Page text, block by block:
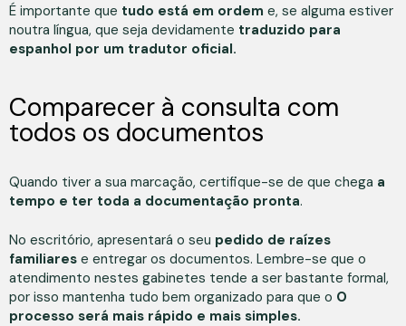
É importante que tudo está em ordem e, se alguma estiver
noutra língua, que seja devidamente traduzido para
espanhol por um tradutor oficial.
Comparecer à consulta com
todos os documentos
Quando tiver a sua marcação, certifique-se de que chega a
tempo e ter toda a documentação pronta.
No escritório, apresentará o seu pedido de raízes
familiares e entregar os documentos. Lembre-se que o
atendimento nestes gabinetes tende a ser bastante formal,
por isso mantenha tudo bem organizado para que o O
processo será mais rápido e mais simples.